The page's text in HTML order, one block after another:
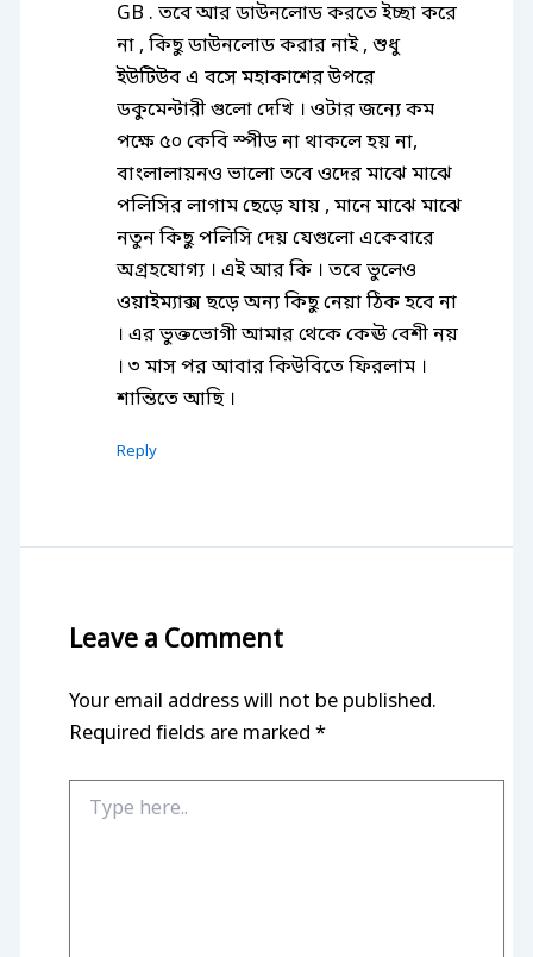
GB . তবে আর ডাউনলোড করতে ইচ্ছা করে
না , কিছু ডাউনলোড করার নাই , শুধু
ইউটিউব এ বসে মহাকাশের উপরে
ডকুমেন্টারী গুলো দেখি । ওটার জন্যে কম
পক্ষে ৫০ কেবি স্পীড না থাকলে হয় না,
বাংলালায়নও ভালো তবে ওদের মাঝে মাঝে
পলিসির লাগাম ছেড়ে যায় , মানে মাঝে মাঝে
নতুন কিছু পলিসি দেয় যেগুলো একেবারে
অগ্রহযোগ্য । এই আর কি । তবে ভুলেও
ওয়াইম্যাক্স ছড়ে অন্য কিছু নেয়া ঠিক হবে না
। এর ভুক্তভোগী আমার থেকে কেঊ বেশী নয়
। ৩ মাস পর আবার কিউবিতে ফিরলাম ।
শান্তিতে আছি ।
Reply
Leave a Comment
Your email address will not be published.
Required fields are marked *
here..